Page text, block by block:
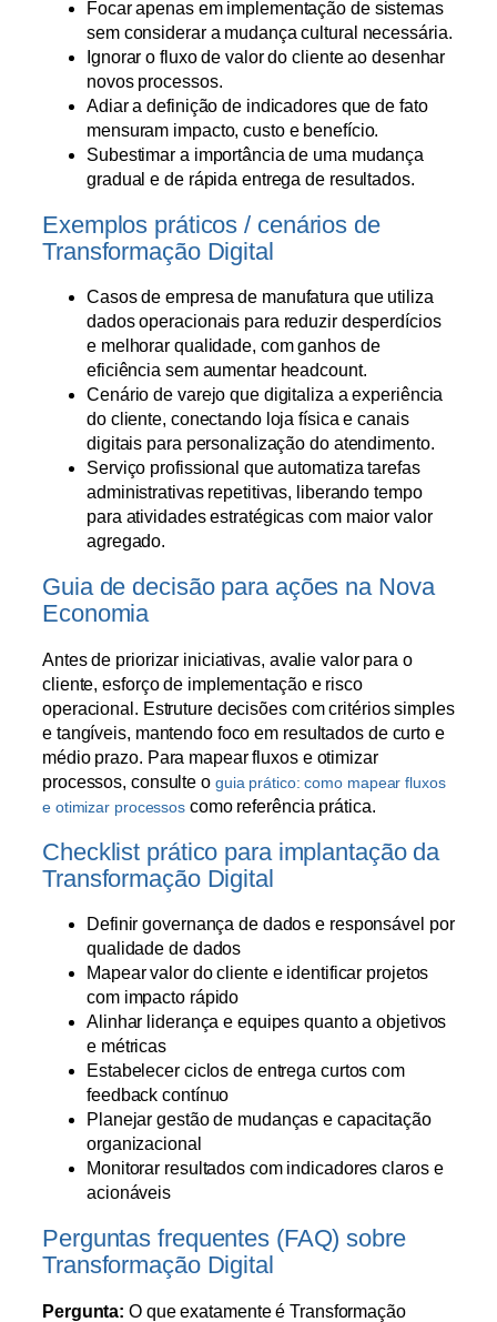
Focar apenas em implementação de sistemas
sem considerar a mudança cultural necessária.
Ignorar o fluxo de valor do cliente ao desenhar
novos processos.
Adiar a definição de indicadores que de fato
mensuram impacto, custo e benefício.
Subestimar a importância de uma mudança
gradual e de rápida entrega de resultados.
Exemplos práticos / cenários de
Transformação Digital
Casos de empresa de manufatura que utiliza
dados operacionais para reduzir desperdícios
e melhorar qualidade, com ganhos de
eficiência sem aumentar headcount.
Cenário de varejo que digitaliza a experiência
do cliente, conectando loja física e canais
digitais para personalização do atendimento.
Serviço profissional que automatiza tarefas
administrativas repetitivas, liberando tempo
para atividades estratégicas com maior valor
agregado.
Guia de decisão para ações na Nova
Economia
Antes de priorizar iniciativas, avalie valor para o
cliente, esforço de implementação e risco
operacional. Estruture decisões com critérios simples
e tangíveis, mantendo foco em resultados de curto e
médio prazo. Para mapear fluxos e otimizar
processos, consulte o guia prático: como mapear fluxos
e otimizar processos como referência prática.
Checklist prático para implantação da
Transformação Digital
Definir governança de dados e responsável por
qualidade de dados
Mapear valor do cliente e identificar projetos
com impacto rápido
Alinhar liderança e equipes quanto a objetivos
e métricas
Estabelecer ciclos de entrega curtos com
feedback contínuo
Planejar gestão de mudanças e capacitação
organizacional
Monitorar resultados com indicadores claros e
acionáveis
Perguntas frequentes (FAQ) sobre
Transformação Digital
Pergunta: O que exatamente é Transformação